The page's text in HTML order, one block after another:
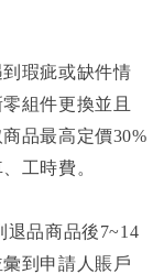
瑕疵或缺件情
組件更換並且
品最高定價30%
工時費。
退品商品後7~14
到申請人賬戶